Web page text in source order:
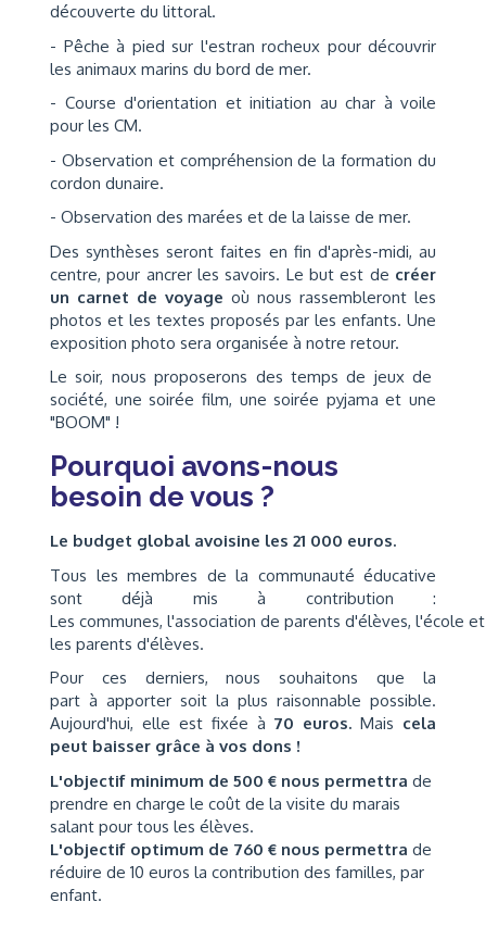
découverte du littoral.
- Pêche à pied sur l'estran rocheux pour découvrir
les animaux marins du bord de mer.
- Course d'orientation et initiation au char à voile
pour les CM.
- Observation et compréhension de la formation du
cordon dunaire.
- Observation des marées et de la laisse de mer.
Des synthèses seront faites en fin d'après-midi, au
centre, pour ancrer les savoirs. Le but est de créer
un carnet de voyage où nous rassembleront les
photos et les textes proposés par les enfants. Une
exposition photo sera organisée à notre retour.
Le soir, nous proposerons des temps de jeux de
société, une soirée film, une soirée pyjama et une
"BOOM" !
Pourquoi avons-nous
besoin de vous ?
Le budget global avoisine les 21 000 euros.
Tous les membres de la communauté éducative
sont déjà mis à contribution :
Les communes, l'association de parents d'élèves, l'école et
les parents d'élèves.
Pour ces derniers, nous souhaitons que la
part à apporter soit la plus raisonnable possible.
Aujourd'hui, elle est fixée à 70 euros. Mais cela
peut baisser grâce à vos dons !
L'objectif minimum de 500 € nous permettra de
prendre en charge le coût de la visite du marais
salant pour tous les élèves.
L'objectif optimum de 760 € nous permettra de
réduire de 10 euros la contribution des familles, par
enfant.